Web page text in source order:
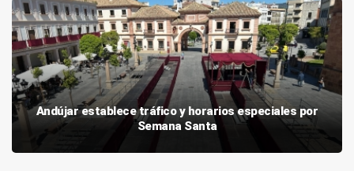
Andújar establece tráfico y horarios especiales por
Semana Santa